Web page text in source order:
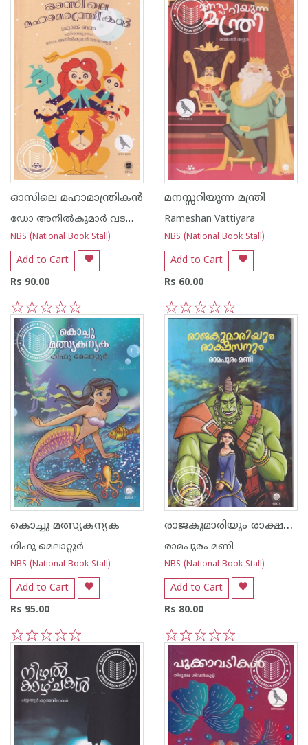
ഓസിലെ മഹാമാന്ത്രികൻ
ഡോ അനില്‍കുമാര്‍ വടവാതൂര്‍
NBS (National Book Stall)
Add to Cart
Rs 90.00
5
4
3
2
1
മനസ്സറിയുന്ന മന്ത്രി
Rameshan Vattiyara
NBS (National Book Stall)
Add to Cart
Rs 60.00
5
4
3
2
1
കൊച്ചു മത്സ്യകന്യക
ഗിഫു മെലാറ്റുര്‍‌
NBS (National Book Stall)
Add to Cart
Rs 95.00
5
4
3
2
1
രാജകുമാരിയും രാക്ഷസനും
രാമപുരം മണി
NBS (National Book Stall)
Add to Cart
Rs 80.00
5
4
3
2
1